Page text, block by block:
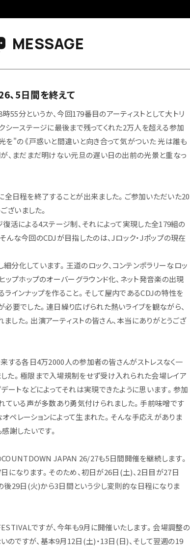
メッセージ
MESSAGE
5日間を終えて
55分というか、今回179番目のアーティストとして大トリ
シーステージに最後まで残ってくれた2万人を超える参加
を"の《戸惑いと間違いと向き合って気がついた 光は誰も
、まだまだ明けない元旦の遅い日の出前の光景と重なっ
日程を終了することが出来ました。ご参加いただいた20
ざいました。
活による4ステージ制、それによって実現した全179組の
んな今回のCDJが目指したのは、Jロック・Jポップの現在
分化しています。王道のロック、コンテンポラリーなロッ
ップホップのオーバーグラウンド化、ネット発音楽の出現
ラインナップを作ること。そして屋内であるCDJの特性を
要でした。連日繰り広げられた熱いライブを観ながら、
した。出演アーティストの皆さん、本当にありがとうござ
する各日4万2000人の参加者の皆さんがストレスなく一
た。極限まで入場規制をせず受け入れられた会場レイア
ートなどによってそれは実現できたように思います。参加
ている声が多数あり勇気付けられました。手前味噌です
ペレーションによって生まれた。そんな手応えがありま
謝したいです。
JAPAN 26/27も5日間開催を継続します。
になります。そのため、初日が26日(土)、2日目が27日
後29日(火)から3日間という少し変則的な日程になりま
ですが、今年も9月に開催いたします。会場調整の
ですが、基本9月12日(土)・13日(日)、そして翌週の19